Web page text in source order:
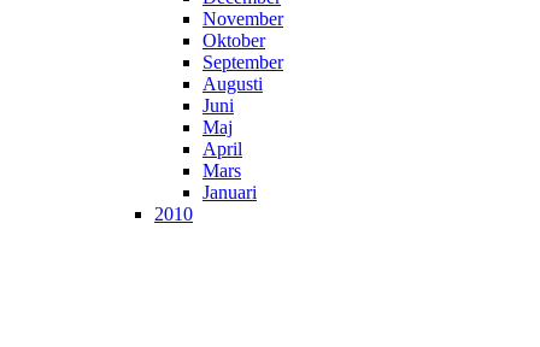
November
Oktober
September
Augusti
Juni
Maj
April
Mars
Januari
2010